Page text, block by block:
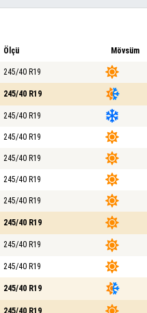
Ölçü Mövsüm
245/40 R19
245/40 R19
245/40 R19
245/40 R19
245/40 R19
245/40 R19
245/40 R19
245/40 R19
245/40 R19
245/40 R19
245/40 R19
245/40 R19